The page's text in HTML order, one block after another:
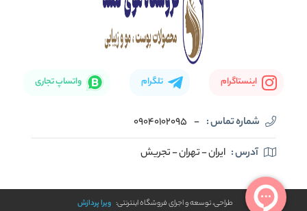
اینستاگرام تلگرام واتساپ تجاری
شماره تماس : -
09040102095
آدرس : ایران - تهران - تجریش
طراحی، توسعه و اجرای فروشگاه اینترنتی: ویرا پردازش